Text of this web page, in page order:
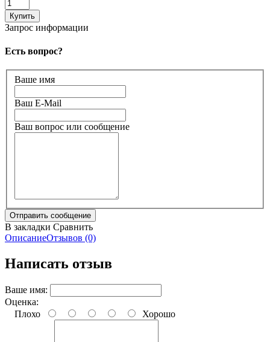
Запрос информации
Есть вопрос?
Ваше имя
Ваш E-Mail
Ваш вопрос или сообщение
В закладки Сравнить
ОписаниеОтзывов (0)
Написать отзыв
Ваше имя:
Оценка:
Плохо
Хорошо